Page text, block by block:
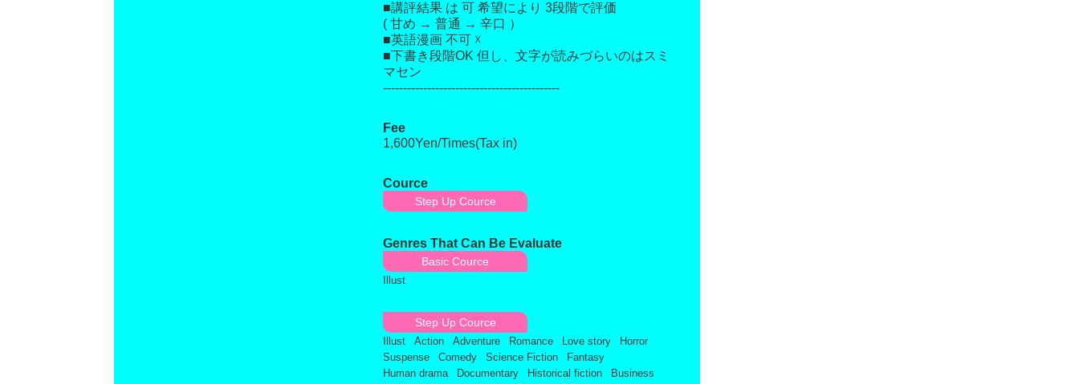
■講評結果 は 可 希望により 3段階で評価
( 甘め → 普通 → 辛口 ）
■英語漫画 不可 ☓
■下書き段階OK 但し、文字が読みづらいのはスミ
マセン
--------------------------------------------
Fee
1,600Yen/Times(Tax in)
Cource
Step Up Cource
Genres That Can Be Evaluate
Basic Cource
Illust
Step Up Cource
Illust Action Adventure Romance Love story
Horror
Suspense
Comedy Science Fiction
Fantasy
Human drama
Documentary Historical fiction
Business